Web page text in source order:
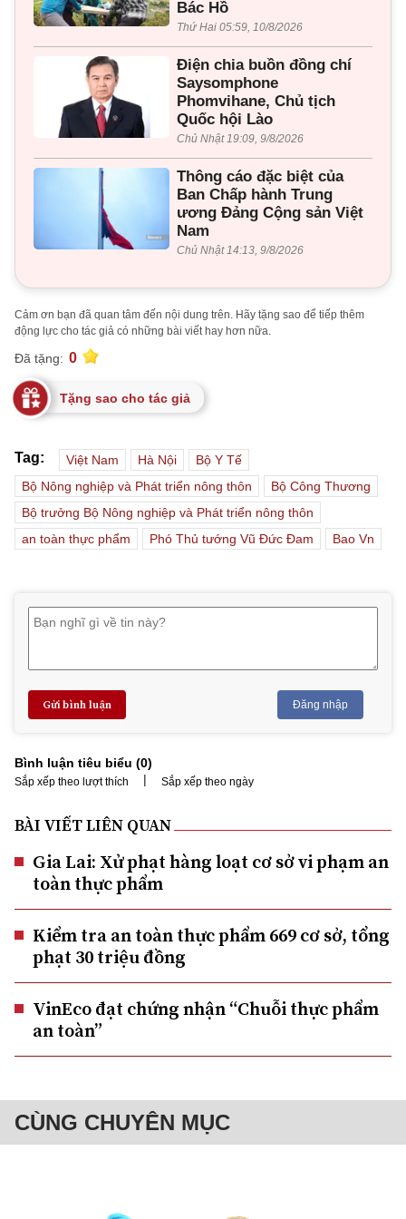
Bác Hồ
Thứ Hai 05:59, 10/8/2026
Điện chia buồn đồng chí
Saysomphone
Phomvihane, Chủ tịch
Quốc hội Lào
Chủ Nhật 19:09, 9/8/2026
Thông cáo đặc biệt của
Ban Chấp hành Trung
ương Đảng Cộng sản Việt
Nam
Chủ Nhật 14:13, 9/8/2026
Cảm ơn bạn đã quan tâm đến nội dung trên. Hãy tặng sao để tiếp thêm
động lực cho tác giả có những bài viết hay hơn nữa.
Đã tặng: 0
Tặng sao cho tác giả
Tag: Việt Nam Hà Nội
Bộ Y Tế
Bộ Nông nghiệp và Phát triển nông thôn
Bộ Công Thương
Bộ trưởng Bộ Nông nghiệp và Phát triển nông thôn
an toàn thực phẩm
Phó Thủ tướng Vũ Đức Đam Bao Vn
Gửi bình luận Đăng nhập
Bình luận tiêu biểu (0)
Sắp xếp theo lượt thích | Sắp xếp theo ngày
BÀI VIẾT LIÊN QUAN
Gia Lai: Xử phạt hàng loạt cơ sở vi phạm an
toàn thực phẩm
Kiểm tra an toàn thực phẩm 669 cơ sở, tổng
phạt 30 triệu đồng
VinEco đạt chứng nhận “Chuỗi thực phẩm
an toàn”
CÙNG CHUYÊN MỤC